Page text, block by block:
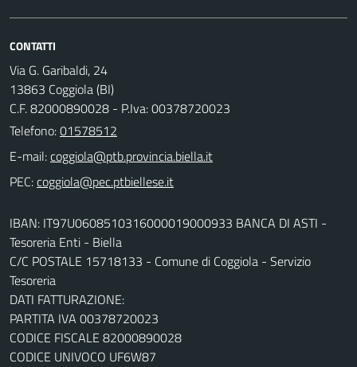
CONTATTI
Via G. Garibaldi, 24
13863 Coggiola (BI)
C.F. 82000890028 - P.Iva: 00378720023
Telefono:01578512
E-mail:
PEC:
IBAN: IT97U0608510316000019000933 BANCA DI ASTI -
Tesoreria Enti - Biella
C/C POSTALE 15718133 - Comune di Coggiola - Servizio
Tesoreria
DATI FATTURAZIONE:
PARTITA IVA 00378720023
CODICE FISCALE 82000890028
CODICE UNIVOCO UF6W87